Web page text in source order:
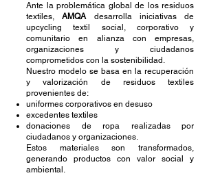
Ante la problemática global de los residuos
textiles,AMQAdesarrolla iniciativas de
upcycling textil social, corporativo y
comunitario en alianza con empresas,
organizaciones y ciudadanos
comprometidos con la sostenibilidad.
Nuestro modelo se basa en la recuperación
y valorización de residuos textiles
provenientes de:
uniformes corporativos en desuso
excedentes textiles
donaciones de ropa realizadas por
ciudadanos y organizaciones.
Estos materiales son transformados,
generando productos con valor social y
ambiental.